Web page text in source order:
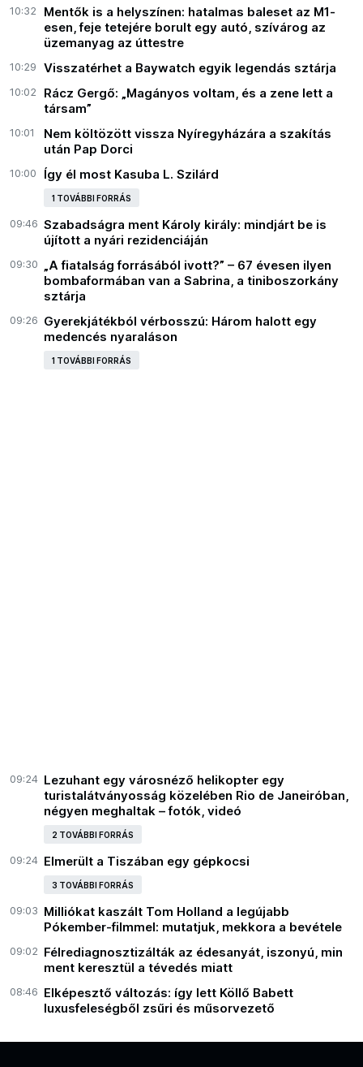
10:32
Mentők is a helyszínen: hatalmas baleset az M1-
esen, feje tetejére borult egy autó, szívárog az
üzemanyag az úttestre
10:29 Visszatérhet a Baywatch egyik legendás sztárja
10:02
Rácz Gergő: „Magányos voltam, és a zene lett a
társam”
10:01
Nem költözött vissza Nyíregyházára a szakítás
után Pap Dorci
10:00 Így él most Kasuba L. Szilárd
1 TOVÁBBI FORRÁS
09:46 Szabadságra ment Károly király: mindjárt be is
újított a nyári rezidenciáján
09:30 „A fiatalság forrásából ivott?” – 67 évesen ilyen
bombaformában van a Sabrina, a tiniboszorkány
sztárja
09:26 Gyerekjátékból vérbosszú: Három halott egy
medencés nyaraláson
1 TOVÁBBI FORRÁS
09:24 Lezuhant egy városnéző helikopter egy
turistalátványosság közelében Rio de Janeiróban,
négyen meghaltak – fotók, videó
2 TOVÁBBI FORRÁS
09:24 Elmerült a Tiszában egy gépkocsi
3 TOVÁBBI FORRÁS
09:03 Milliókat kaszált Tom Holland a legújabb
Pókember-filmmel: mutatjuk, mekkora a bevétele
09:02 Félrediagnosztizálták az édesanyát, iszonyú, min
ment keresztül a tévedés miatt
08:46 Elképesztő változás: így lett Köllő Babett
luxusfeleségből zsűri és műsorvezető